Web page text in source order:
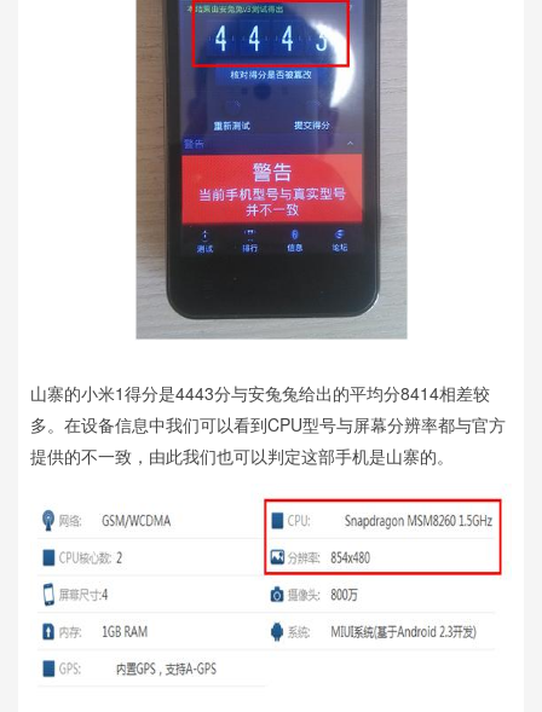
山寨的小米1得分是4443分与安兔兔给出的平均分8414相差较
多。在设备信息中我们可以看到CPU型号与屏幕分辨率都与官方
提供的不一致，由此我们也可以判定这部手机是山寨的。